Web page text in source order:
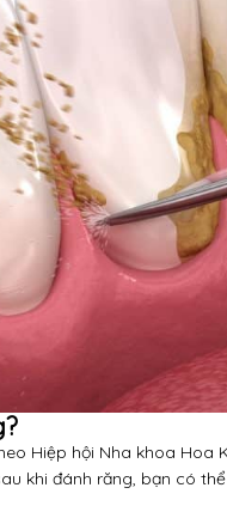
Hiệp hội Nha khoa Hoa
khi đánh răng, bạn có